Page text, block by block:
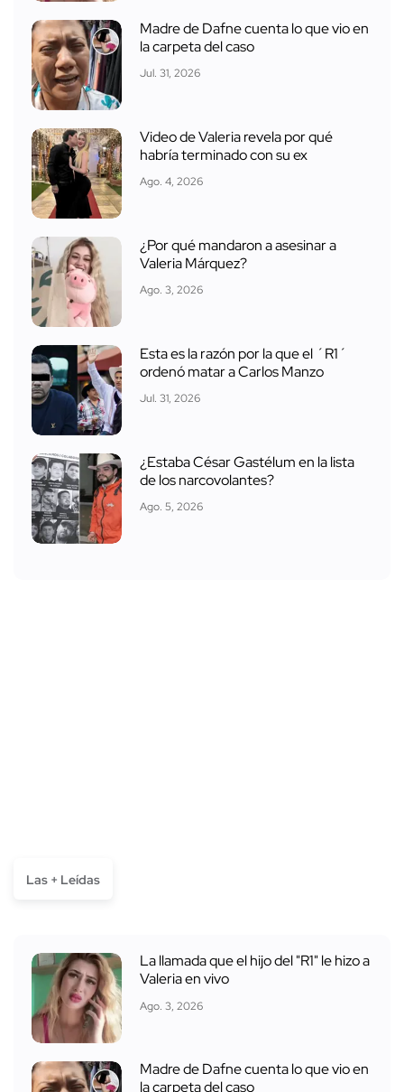
Madre de Dafne cuenta lo que vio en
la carpeta del caso
Jul. 31, 2026
Video de Valeria revela por qué
habría terminado con su ex
Ago. 4, 2026
¿Por qué mandaron a asesinar a
Valeria Márquez?
Ago. 3, 2026
Esta es la razón por la que el ´R1´
ordenó matar a Carlos Manzo
Jul. 31, 2026
¿Estaba César Gastélum en la lista
de los narcovolantes?
Ago. 5, 2026
Las + Leídas
La llamada que el hijo del "R1" le hizo a
Valeria en vivo
Ago. 3, 2026
Madre de Dafne cuenta lo que vio en
la carpeta del caso